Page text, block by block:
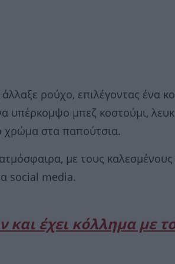
ρούχο, επιλέγοντας ένα
υπέρκομψο μπεζ κοστούμι,
χρώμα στα παπούτσια.
με τους
social media.
έχει κόλλημα με